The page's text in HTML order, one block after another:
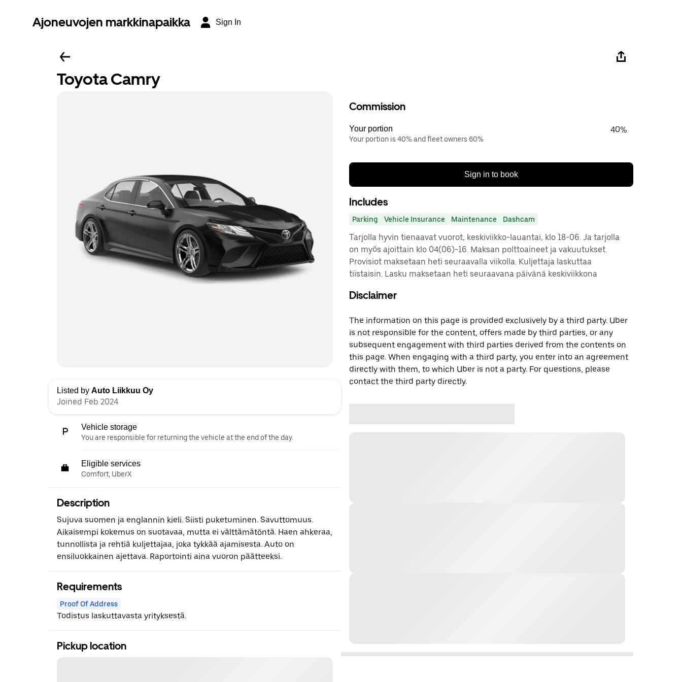
Ajoneuvojen markkinapaikka Sign In
Toyota Camry
Listed by Auto Liikkuu Oy
Joined Feb 2024
Vehicle storage
You are responsible for returning the vehicle at the end of the day.
Eligible services
Comfort, UberX
Description
Sujuva suomen ja englannin kieli. Siisti puketuminen. Savuttomuus.
Aikaisempi kokemus on suotavaa, mutta ei välttämätöntä. Haen ahkeraa,
tunnollista ja rehtiä kuljettajaa, joka tykkää ajamisesta. Auto on
ensiluokkainen ajettava. Raportointi aina vuoron päätteeksi.
Requirements
Proof Of Address
Todistus laskuttavasta yrityksestä.
Pickup location
Commission
Your portion
Your portion is 40% and fleet owners 60%
40%
Sign in to book
Includes
Parking Vehicle Insurance Maintenance Dashcam
Tarjolla hyvin tienaavat vuorot, keskiviikko-lauantai, klo 18-06. Ja tarjolla
on myös ajoittain klo 04(06)-16. Maksan polttoaineet ja vakuutukset.
Provisiot maksetaan heti seuraavalla viikolla. Kuljettaja laskuttaa
tiistaisin. Lasku maksetaan heti seuraavana päivänä keskiviikkona
Disclaimer
The information on this page is provided exclusively by a third party. Uber
is not responsible for the content, offers made by third parties, or any
subsequent engagement with third parties derived from the contents on
this page. When engaging with a third party, you enter into an agreement
directly with them, to which Uber is not a party. For questions, please
contact the third party directly.